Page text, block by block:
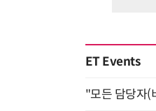
ET Events
"모든 담당자(